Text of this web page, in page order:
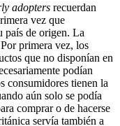
adopters recuerdan
vez que
país de origen. La
primera vez, los
que no disponían en
podían
consumidores tienen la
aún solo se podía
comprar o de hacerse
servía también a